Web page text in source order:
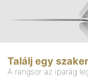
Találj egy
A rangsor az iparág